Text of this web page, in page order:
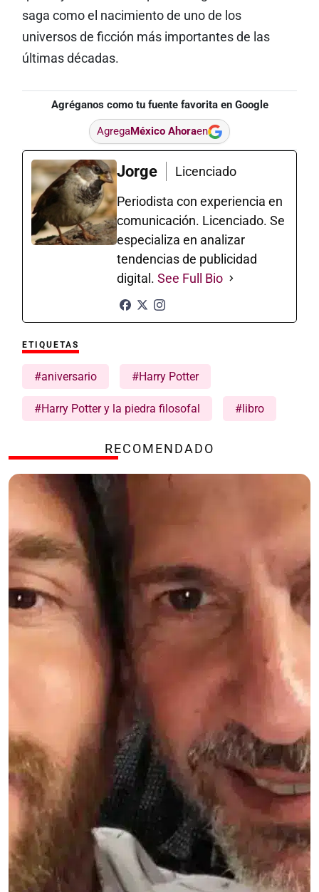
saga como el nacimiento de uno de los
universos de ficción más importantes de las
últimas décadas.
Agréganos como tu fuente favorita en Google
AgregaMéxico Ahoraen
Jorge
Licenciado
Periodista con experiencia en
comunicación. Licenciado. Se
especializa en analizar
tendencias de publicidad
digital. See Full Bio
ETIQUETAS
#aniversario #Harry Potter
#Harry Potter y la piedra filosofal #libro
RECOMENDADO